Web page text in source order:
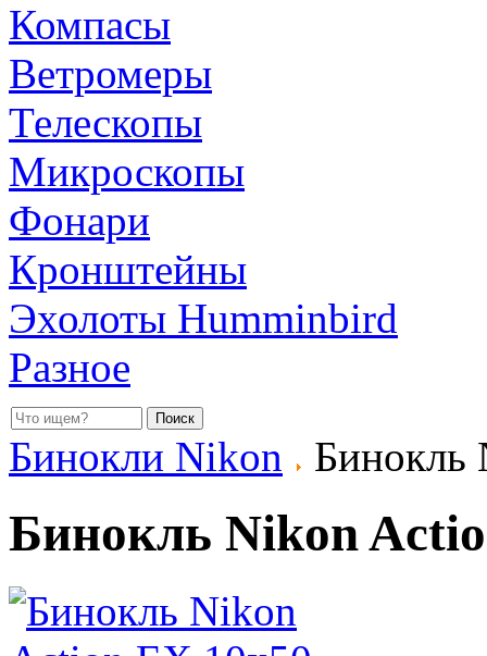
Компасы
Ветромеры
Телескопы
Микроскопы
Фонари
Кронштейны
Эхолоты Humminbird
Разное
Бинокли Nikon
Бинокль
Бинокль Nikon